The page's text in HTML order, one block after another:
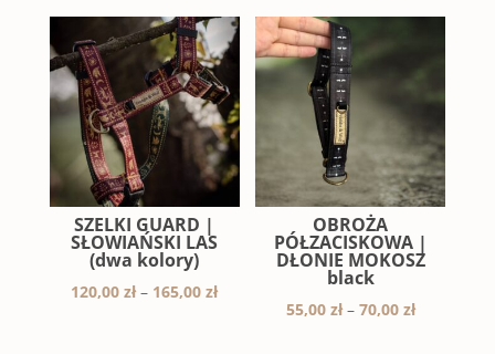
SZELKI GUARD |
SŁOWIAŃSKI LAS
(dwa kolory)
120,00zł – 165,00złZakres
OBROŻA
PÓŁZACISKOWA |
DŁONIE MOKOSZ
black
55,00 zł – 70,00 złZakres